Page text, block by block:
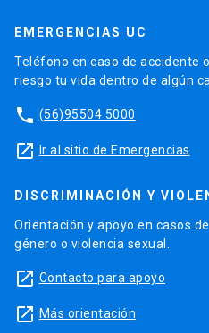
EMERGENCIAS UC
Teléfono en caso de accidente
riesgo tu vida dentro de algún
phone (56)95504 5000
launch Ir al sitio de Emergencias
DISCRIMINACIÓN Y
Orientación y apoyo en casos
género o violencia sexual.
launch Contacto para apoyo
launch Más orientación